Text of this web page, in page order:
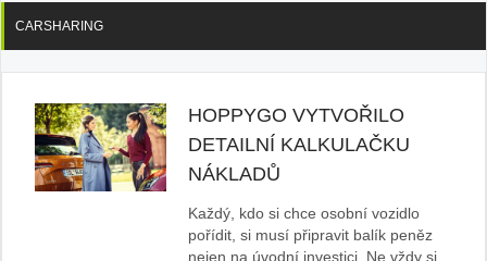
CARSHARING
HOPPYGO VYTVOŘILO
DETAILNÍ KALKULAČKU
NÁKLADŮ
Každý, kdo si chce osobní vozidlo
pořídit, si musí připravit balík peněz
nejen na úvodní investici. Ne vždy si